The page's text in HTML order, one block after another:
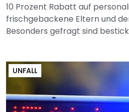
10 Prozent Rabatt auf
frischgebackene Eltern und
Besonders gefragt sind
UNFALL